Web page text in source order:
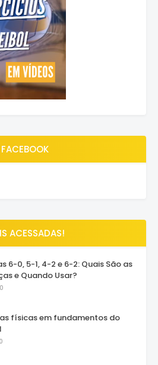
FACEBOOK
ACESSADAS!
6-0, 5-1, 4-2 e 6-2: Quais São as
e Quando Usar?
físicas em fundamentos do